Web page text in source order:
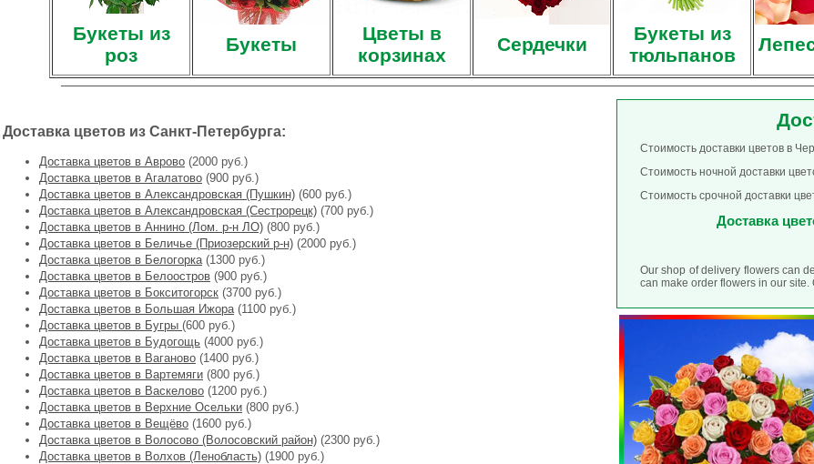
Букеты из
роз
Букеты
Цветы в
корзинах
Сердечки
Букеты из
тюльпанов
Доставка цветов из Санкт-Петербурга:
Доставка цветов в Аврово (2000 руб.)
Доставка цветов в Агалатово (900 руб.)
Доставка цветов в Александровская (Пушкин) (600 руб.)
Доставка цветов в Александровская (Сестрорецк) (700 руб.)
Доставка цветов в Аннино (Лом. р-н ЛО) (800 руб.)
Доставка цветов в Беличье (Приозерский р-н) (2000 руб.)
Доставка цветов в Белогорка(1300 руб.)
Доставка цветов в Белоостров (900 руб.)
Доставка цветов в Бокситогорск (3700 руб.)
Доставка цветов в Большая Ижора(1100 руб.)
Доставка цветов в Бугры (600 руб.)
Доставка цветов в Будогощь (4000 руб.)
Доставка цветов в Ваганово (1400 руб.)
Доставка цветов в Вартемяги (800 руб.)
Доставка цветов в Васкелово (1200 руб.)
Доставка цветов в Верхние Осельки (800 руб.)
Доставка цветов в Вещёво (1600 руб.)
Доставка цветов в Волосово (Волосовский район) (2300 руб.)
Доставка цветов в Волхов (Ленобласть) (1900 руб.)
Стоимость доставки цветов в
Стоимость ночной доставки
Стоимость срочной доставки
Доставка
Our shop of delivery flowers can
can make order flowers in our